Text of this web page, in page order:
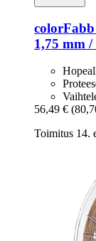
colorFabb
1,75 mm /
56,49 €
Toimitus 14.